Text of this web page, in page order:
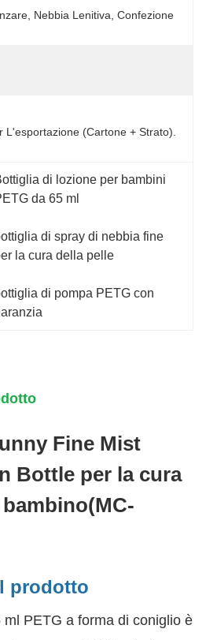
Nebbia Lenitiva, Confezione
L'esportazione (cartone + Strato).
di lozione per bambini
da 65 ml
di spray di nebbia fine
la cura della pelle
di pompa PETG con
Fine Mist
Bottle per la cura
(MC-
prodotto
PETG a forma di coniglio è